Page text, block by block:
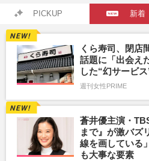
PICKUP 新着
くら寿司、閉店
話題に「出会え
した“幻サービ
週刊女性PRIME
蒼井優主演・
まで』が激バズ
線を画している
も大事な要素